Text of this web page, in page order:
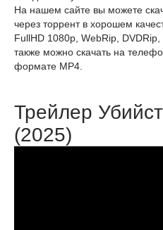
На нашем сайте вы можете
через торрент в хорошем
FullHD 1080p, WebRip,
также можно скачать на
формате MP4.
Трейлер
(2025)